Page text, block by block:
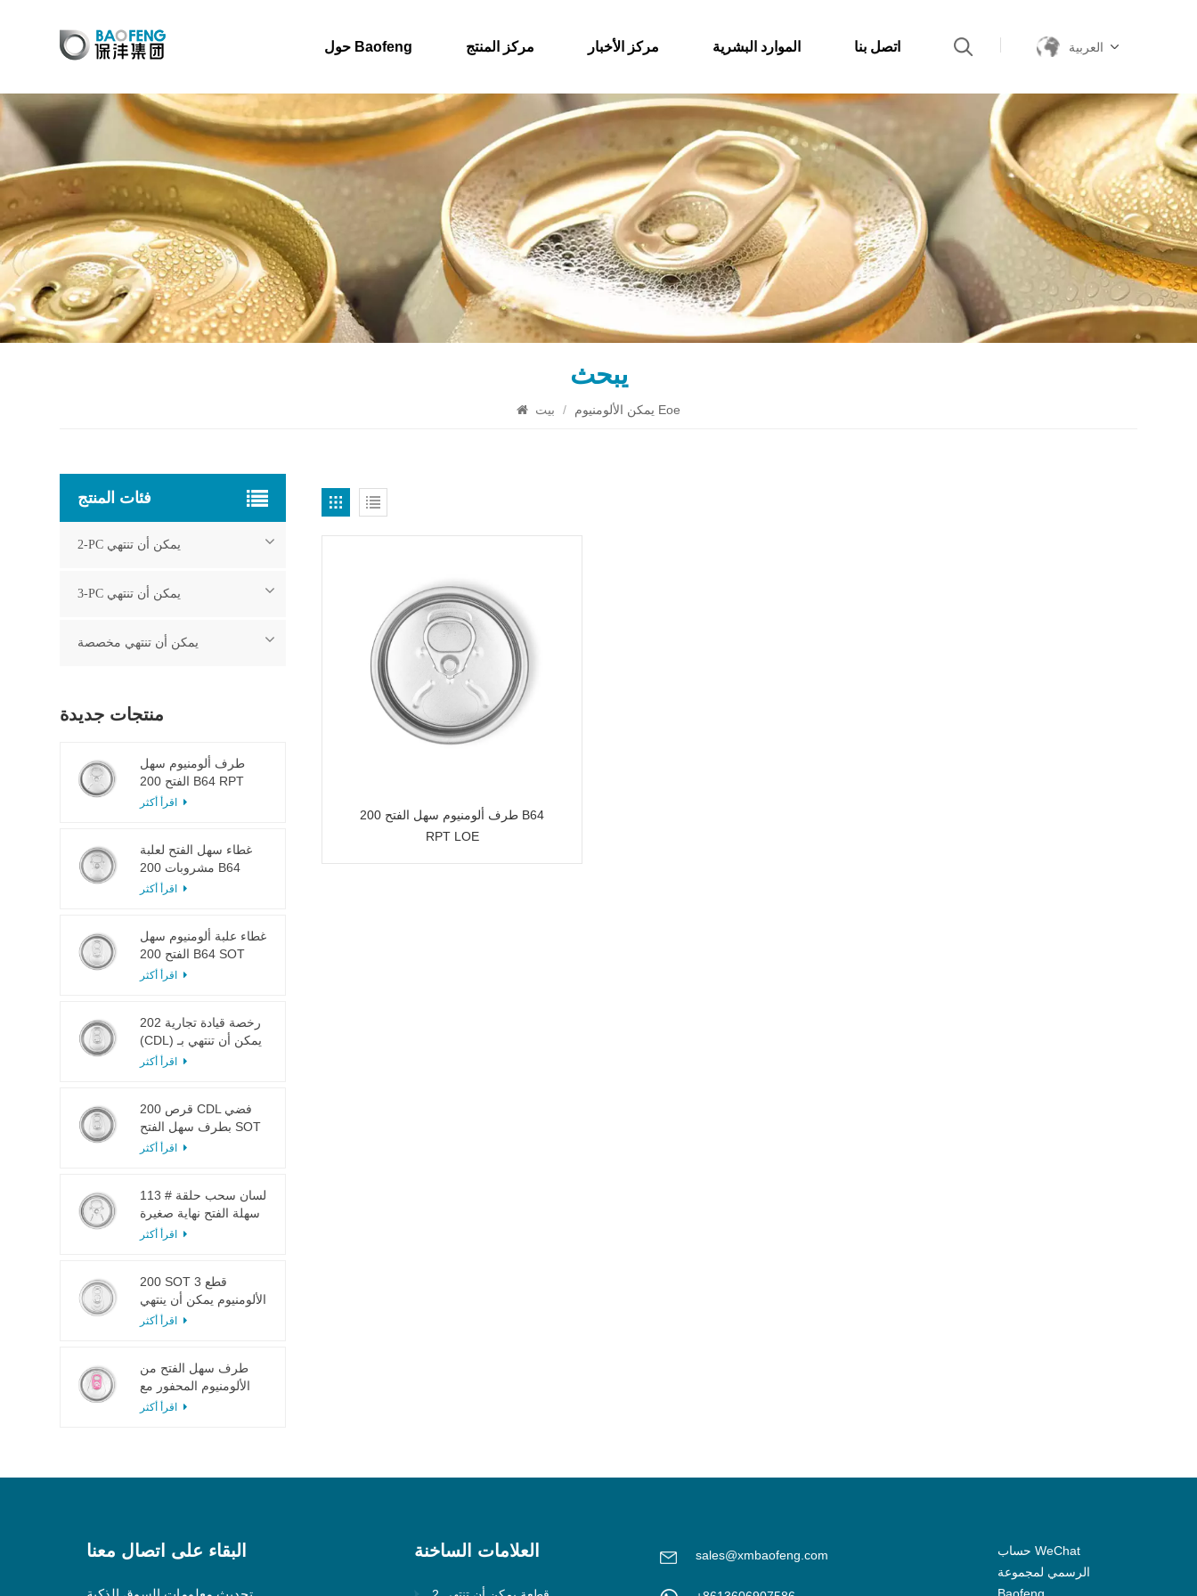
حول Baofeng مركز المنتج مركز الأخبار الموارد البشرية اتصل بنا العربية
يبحث
/ يمكن الألومنيوم Eoe
طرف ألومنيوم سهل الفتح 200 B64
RPT LOE
فئات المنتج
2-PC يمكن أن تنتهي
3-PC يمكن أن تنتهي
يمكن أن تنتهي مخصصة
منتجات جديدة
طرف ألومنيوم سهل
الفتح 200 B64 RPT
LOE
غطاء سهل الفتح لعلبة
مشروبات 200 B64
غطاء علبة ألومنيوم سهل
الفتح 200 B64 SOT
LOE
202 رخصة قيادة تجارية
(CDL) يمكن أن تنتهي بـ
SOT LOE فضي خفيف
200 قرص CDL فضي
بطرف سهل الفتح SOT
LOE إيبوكسي
113 # لسان سحب حلقة
سهلة الفتح نهاية صغيرة
لعصير الفاكهة
200 SOT 3 قطع
الألومنيوم يمكن أن ينتهي
لتعليب الطعام والشراب
طرف سهل الفتح من
الألومنيوم المحفور مع
لسان وردي
البقاء على اتصال معنا العلامات الساخنة sales@xmbaofeng.com
حساب WeChat
الرسمي لمجموعة
Baofeng